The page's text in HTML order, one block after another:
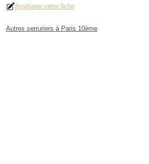
Améliorer cette fiche
Autres serruriers à Paris 10ème